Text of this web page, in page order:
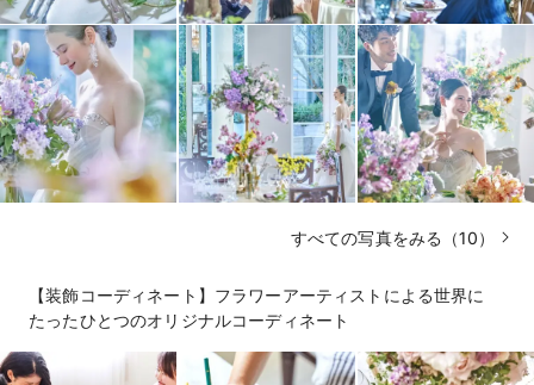
すべての写真をみる（10）
【装飾コーディネート】フラワーアーティストによる世界に
たったひとつのオリジナルコーディネート